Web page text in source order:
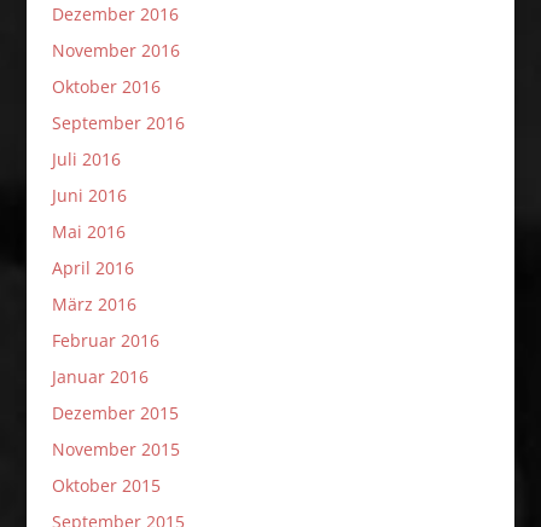
Dezember 2016
November 2016
Oktober 2016
September 2016
Juli 2016
Juni 2016
Mai 2016
April 2016
März 2016
Februar 2016
Januar 2016
Dezember 2015
November 2015
Oktober 2015
September 2015